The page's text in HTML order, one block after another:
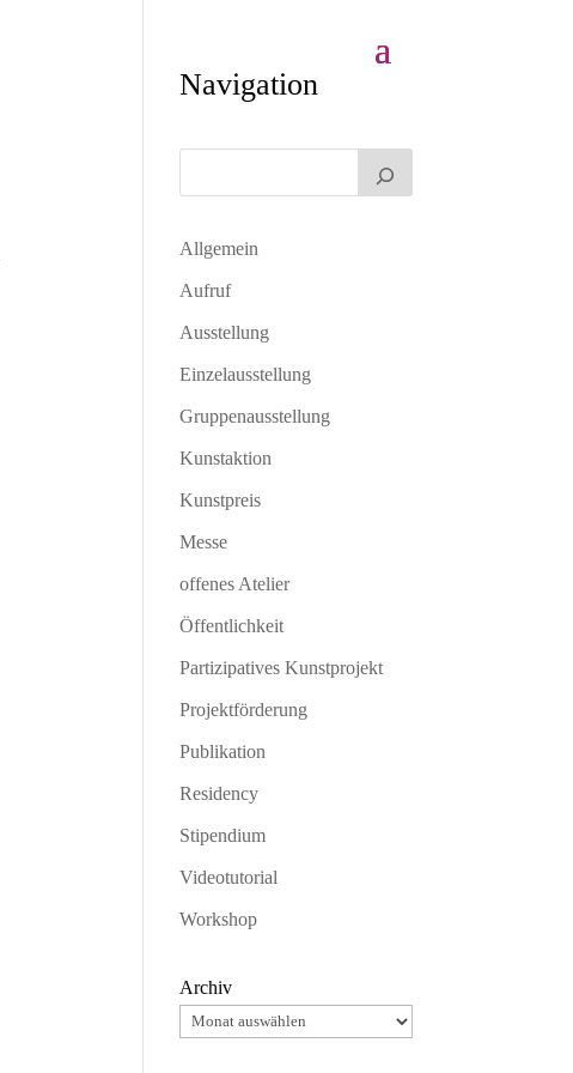
Navigation
Allgemein
Aufruf
Ausstellung
Einzelausstellung
Gruppenausstellung
Kunstaktion
Kunstpreis
Messe
offenes Atelier
Öffentlichkeit
Partizipatives Kunstprojekt
Projektförderung
Publikation
Residency
Stipendium
Videotutorial
Workshop
Archiv